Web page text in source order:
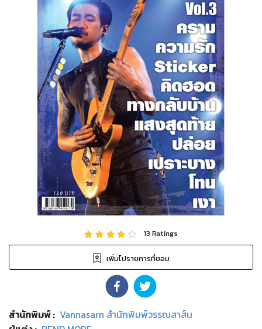
13 Ratings
เพิ่มไปรายการที่ชอบ
สำนักพิมพ์: Vannasarn สำนักพิมพ์วรรณสาส์น